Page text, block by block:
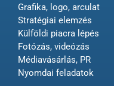
Grafika, logo, arculat
Stratégiai elemzés
Külföldi piacra lépés
Fotózás, videózás
Médiavásárlás, PR
Nyomdai feladatok